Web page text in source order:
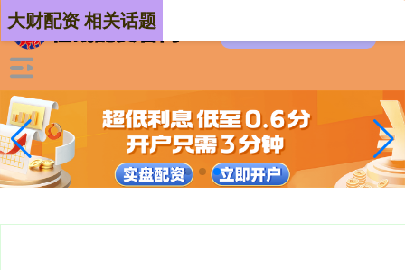
大财配资 相关话题